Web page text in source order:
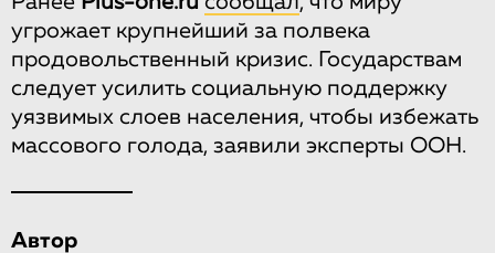
угрожает крупнейший за полвека
продовольствен­ный кризис. Государствам
следует усилить социальную поддержку
уязвимых слоев населения, чтобы избежать
массового голода, заявили эксперты ООН.
Автор